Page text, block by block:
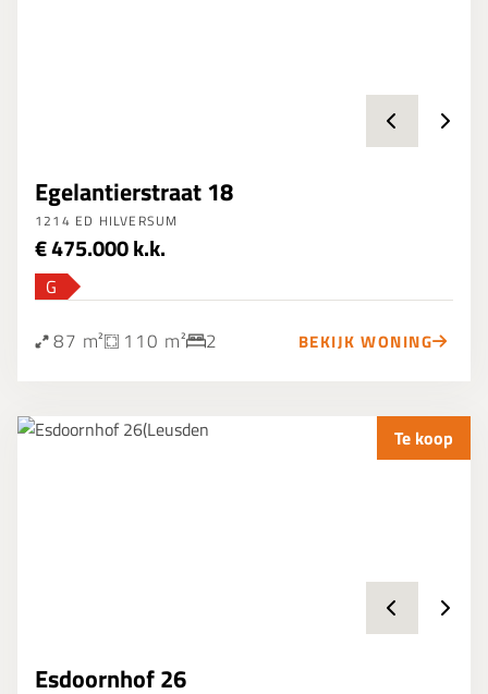
1214 ED HILVERSUM
Egelantierstraat 18
€ 475.000 k.k.
G
87 m² 110 m² 2 BEKIJK WONING
Te koop
Esdoornhof 26